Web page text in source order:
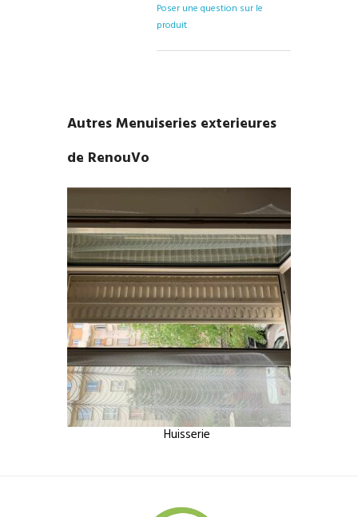
Poser une question sur le
produit
Autres Menuiseries exterieures
de RenouVo
Huisserie